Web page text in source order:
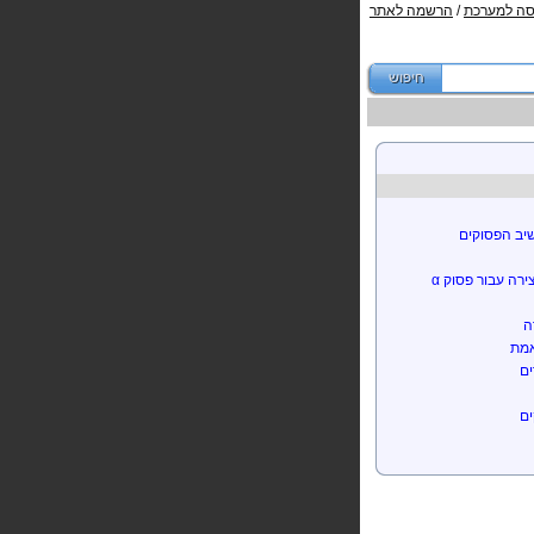
למערכת/ הרשמה לאתר
הפסוקים
עבור פסוק α